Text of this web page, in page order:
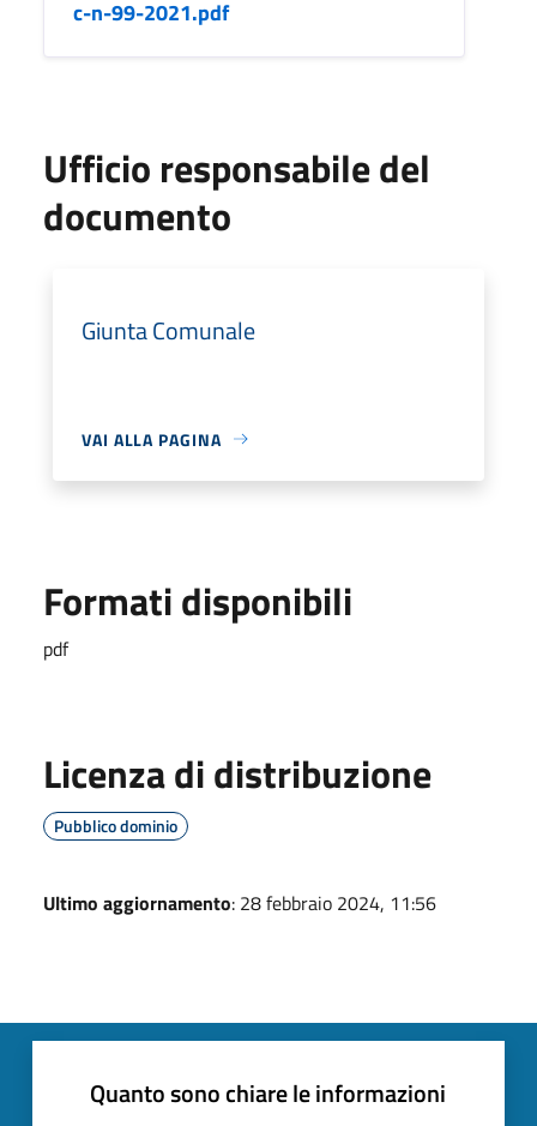
c-n-99-2021.pdf
Ufficio responsabile del
documento
Giunta Comunale
VAI ALLA PAGINA
Formati disponibili
pdf
Licenza di distribuzione
Pubblico dominio
Ultimo aggiornamento: 28 febbraio 2024, 11:56
Quanto sono chiare le informazioni